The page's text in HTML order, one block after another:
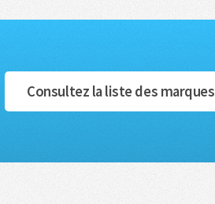
Consultez la liste des marques